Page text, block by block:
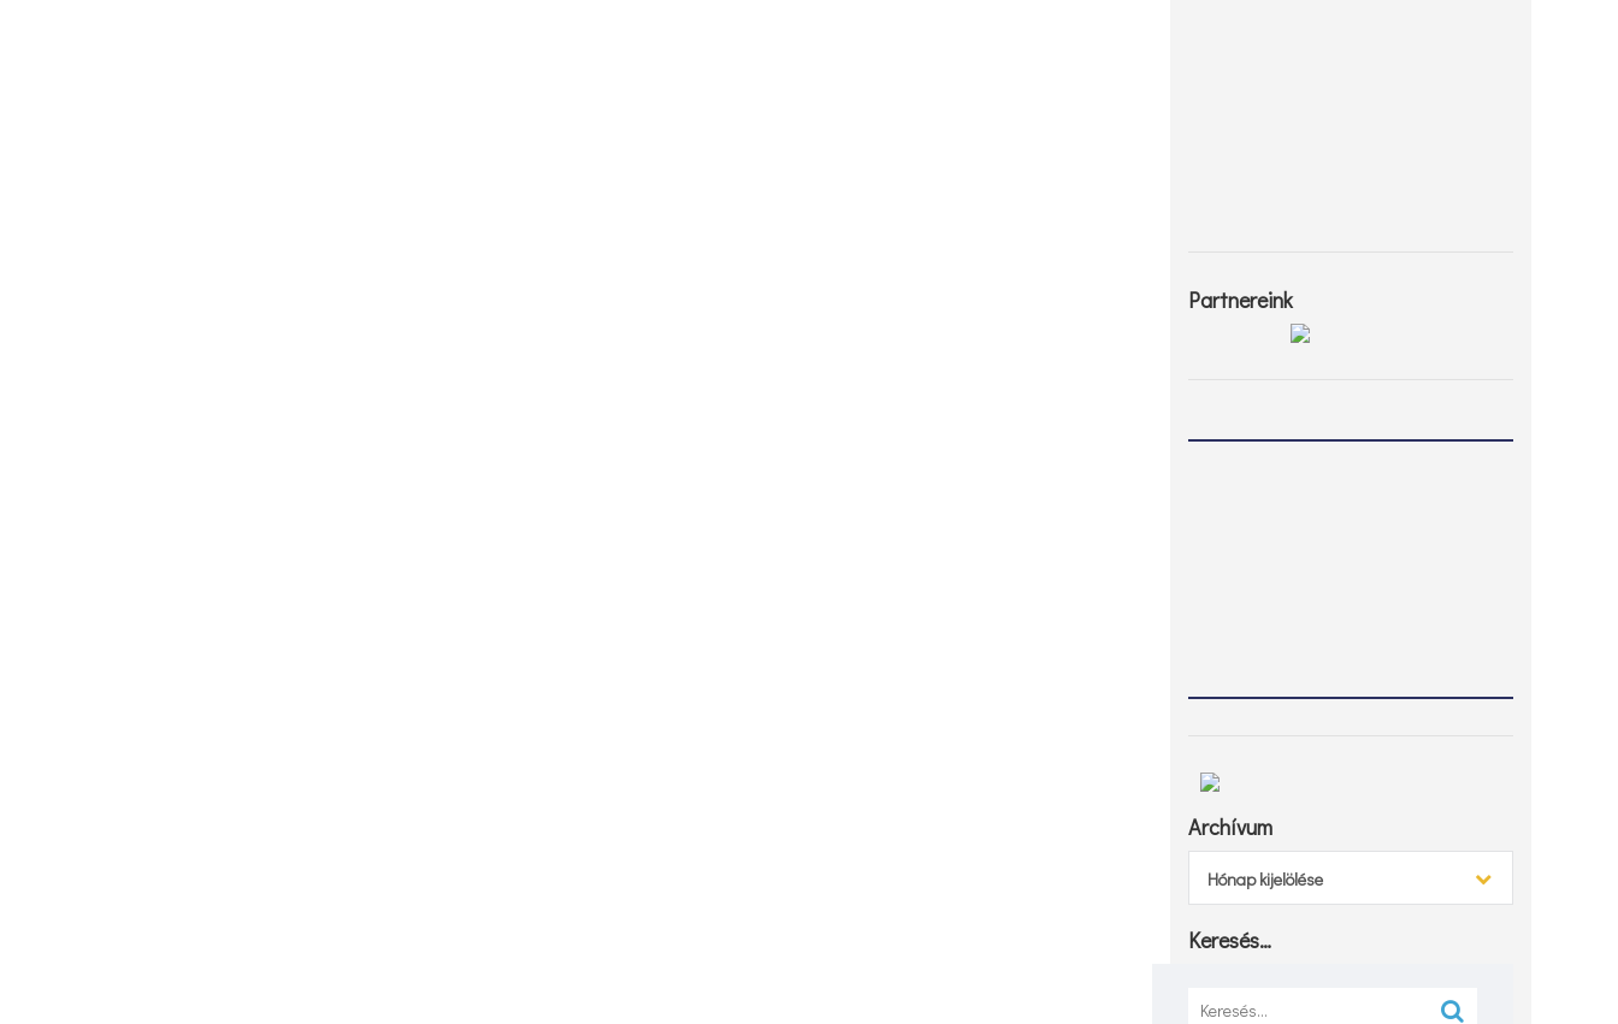
Partnereink
Archívum
Hónap kijelölése
Keresés…
Keresés: